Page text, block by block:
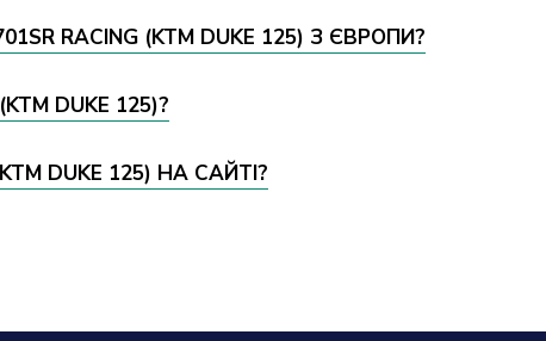
RACING (KTM DUKE 125) З ЄВРОПИ?
DUKE 125)?
DUKE 125) НА САЙТІ?